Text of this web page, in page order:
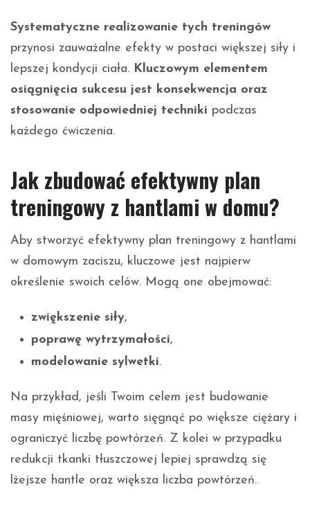
Systematyczne realizowanie tych treningów
przynosi zauważalne efekty w postaci większej siły i
lepszej kondycji ciała. Kluczowym elementem
osiągnięcia sukcesu jest konsekwencja oraz
stosowanie odpowiedniej techniki podczas
każdego ćwiczenia.
Jak zbudować efektywny plan
treningowy z hantlami w domu?
Aby stworzyć efektywny plan treningowy z hantlami
w domowym zaciszu, kluczowe jest najpierw
określenie swoich celów. Mogą one obejmować:
zwiększenie siły,
poprawę wytrzymałości,
modelowanie sylwetki.
Na przykład, jeśli Twoim celem jest budowanie
masy mięśniowej, warto sięgnąć po większe ciężary i
ograniczyć liczbę powtórzeń. Z kolei w przypadku
redukcji tkanki tłuszczowej lepiej sprawdzą się
lżejsze hantle oraz większa liczba powtórzeń.